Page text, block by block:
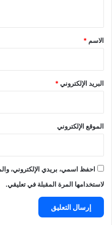
*
الاسم *
البريد الإلكتروني*
الموقع الإلكتروني
احفظ اسمي، بريدي الإلكتروني،
لاستخدامها المرة المقبلة في تعليقي.